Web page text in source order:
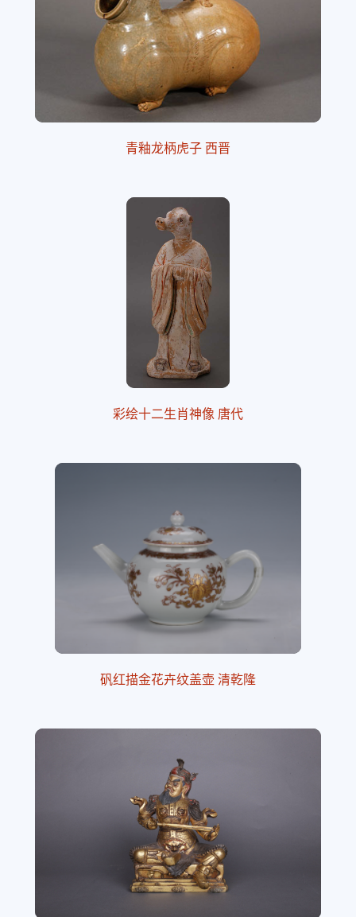
青釉龙柄虎子 西晋
彩绘十二生肖神像 唐代
矾红描金花卉纹盖壶 清乾隆